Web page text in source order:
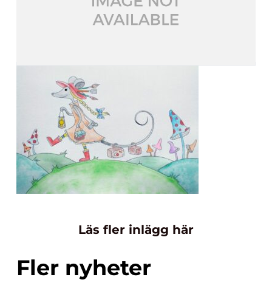
Läs fler inlägg här
Fler nyheter